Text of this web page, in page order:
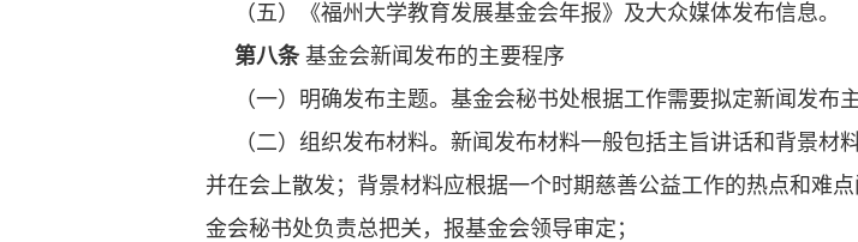
（五）《福州大学教育发展基金会年报》及大众媒体发布信息。
第八条 基金会新闻发布的主要程序
（一）明确发布主题。基金会秘书处根据工作需要拟定新闻发布
（二）组织发布材料。新闻发布材料一般包括主旨讲话和背景
并在会上散发；背景材料应根据一个时期慈善公益工作的热点和难
金会秘书处负责总把关，报基金会领导审定；